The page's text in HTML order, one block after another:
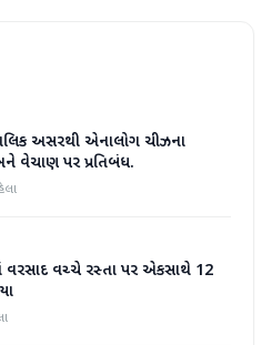
અસરથી એનાલોગ ચીઝના
વેચાણ પર પ્રતિબંધ.
વરસાદ વચ્ચે રસ્તા પર એકસાથે 12